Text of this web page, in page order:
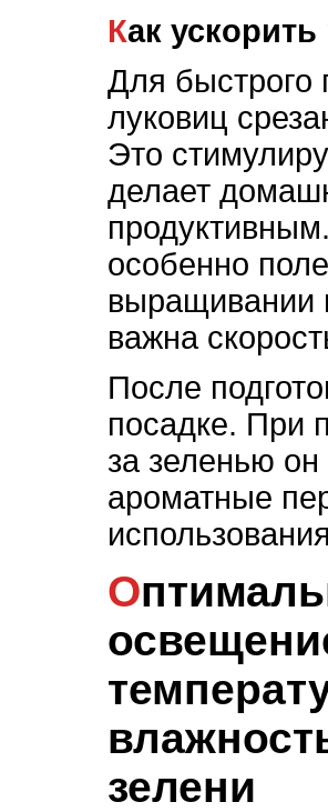
Как
Для быстрого
луковиц
Это
делает
особенно
выращивании
важна
После
посадке. При
за зеленью
ароматные
Оптимальные условия:
зелени